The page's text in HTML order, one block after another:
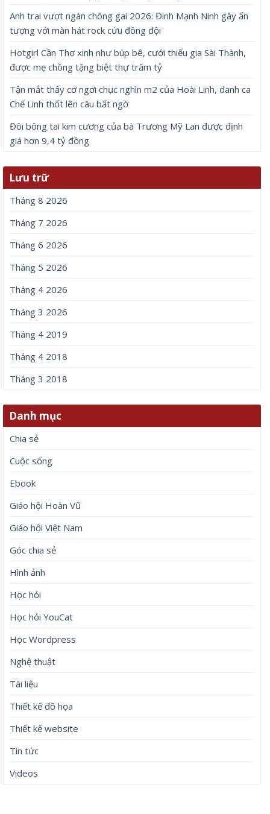
Anh trai vượt ngàn chông gai 2026: Đinh Mạnh Ninh gây ấn
tượng với màn hát rock cứu đồng đội
Hotgirl Cần Thơ xinh như búp bê, cưới thiếu gia Sài Thành,
được mẹ chồng tặng biệt thự trăm tỷ
Tận mắt thấy cơ ngơi chục nghìn m2 của Hoài Linh, danh ca
Chế Linh thốt lên câu bất ngờ
Đôi bông tai kim cương của bà Trương Mỹ Lan được định
giá hơn 9,4 tỷ đồng
Lưu trữ
Tháng 8 2026
Tháng 7 2026
Tháng 6 2026
Tháng 5 2026
Tháng 4 2026
Tháng 3 2026
Tháng 4 2019
Tháng 4 2018
Tháng 3 2018
Danh mục
Chia sẻ
Cuộc sống
Ebook
Giáo hội Hoàn Vũ
Giáo hội Việt Nam
Góc chia sẻ
Hình ảnh
Học hỏi
Học hỏi YouCat
Học Wordpress
Nghệ thuật
Tài liệu
Thiết kế đồ họa
Thiết kế website
Tin tức
Videos